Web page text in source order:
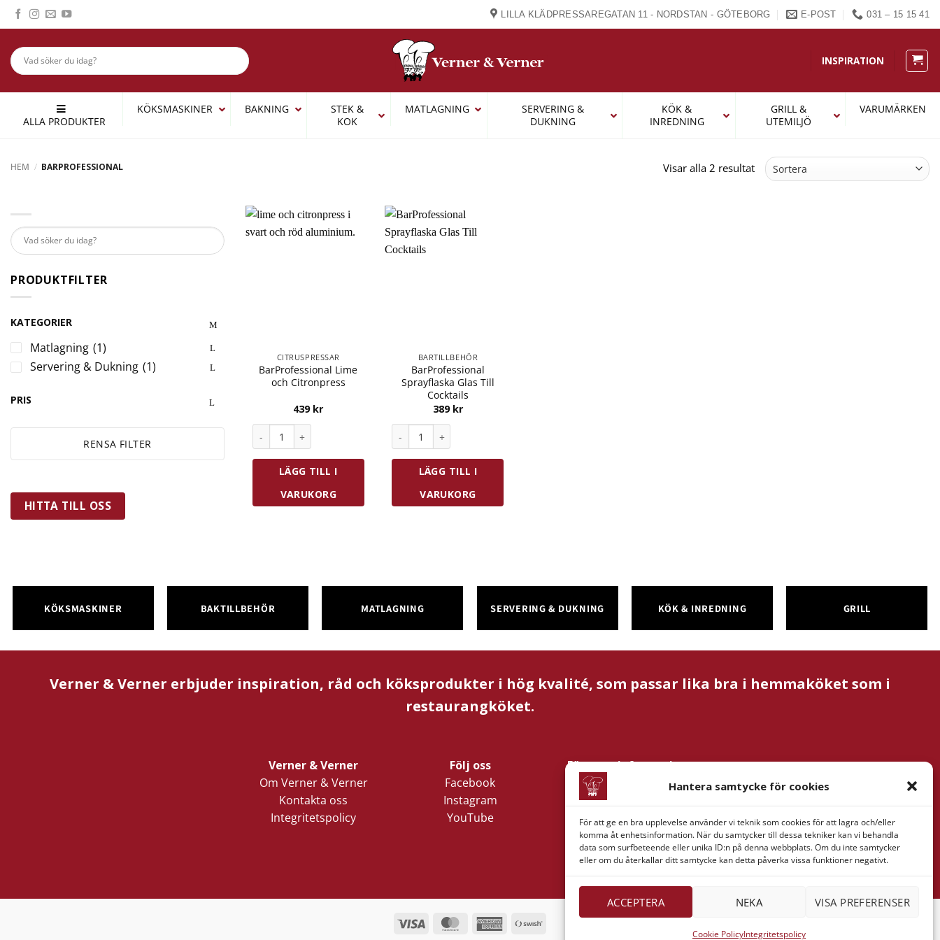
Hantera samtycke för cookies
För att ge en bra upplevelse använder vi teknik som cookies för att lagra och/eller
komma åt enhetsinformation. När du samtycker till dessa tekniker kan vi behandla
data som surfbeteende eller unika ID:n på denna webbplats. Om du inte samtycker
eller om du återkallar ditt samtycke kan detta påverka vissa funktioner negativt.
ACCEPTERA NEKA VISA PREFERENSER
Cookie PolicyIntegritetspolicy
Skip
to
LILLA KLÄDPRESSAREGATAN 11 - NORDSTAN - GÖTEBORG E-POST 031 – 15 15 41
INSPIRATION
ALLA PRODUKTER
KÖKSMASKINER BAKNING
STEK &
KOK
MATLAGNING
SERVERING &
DUKNING
KÖK &
INREDNING
GRILL &
UTEMILJÖ
VARUMÄRKEN
HEM / BARPROFESSIONAL Visar alla 2 resultatSortera
efter
PRODUKTFILTER
KATEGORIER
Matlagning (1)
Servering & Dukning (1)
PRIS
RENSA FILTER
HITTA TILL OSS
CITRUSPRESSAR
BarProfessional Lime
och Citronpress
439 kr
LÄGG TILL I
VARUKORG
BARTILLBEHÖR
BarProfessional
Sprayflaska Glas Till
Cocktails
389 kr
LÄGG TILL I
VARUKORG
KÖKSMASKINER BAKTILLBEHÖR MATLAGNING SERVERING & DUKNING KÖK & INREDNING GRILL
Verner & Verner erbjuder inspiration, råd och köksprodukter i hög kvalité, som passar lika bra i hemmaköket som i
restaurangköket.
Verner & Verner
Om Verner & Verner
Kontakta oss
Integritetspolicy
Följ oss
Facebook
Instagram
YouTube
Företagsinformation
Verner & Verner
Nordstan AB
Lilla Klädpressaregatan
11
411 05 Göteborg
Visa MasterCardAmericanSwish